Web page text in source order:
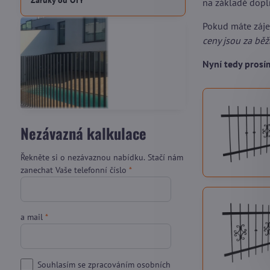
na základě
Pokud máte
ceny jsou za
Nyní tedy
Nezávazná kalkulace
Řekněte si o nezávaznou nabídku. Stačí nám
zanechat Vaše telefonní číslo *
a mail *
Souhlasím se zpracováním osobních